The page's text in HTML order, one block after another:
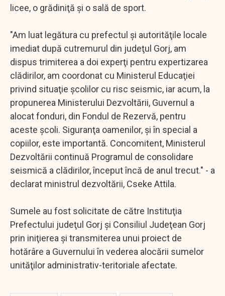
licee, o grădiniţă şi o sală de sport.
"Am luat legătura cu prefectul şi autorităţile locale
imediat după cutremurul din judeţul Gorj, am
dispus trimiterea a doi experţi pentru expertizarea
clădirilor, am coordonat cu Ministerul Educaţiei
privind situaţie şcolilor cu risc seismic, iar acum, la
propunerea Ministerului Dezvoltării, Guvernul a
alocat fonduri, din Fondul de Rezervă, pentru
aceste şcoli. Siguranţa oamenilor, şi în special a
copiilor, este importantă. Concomitent, Ministerul
Dezvoltării continuă Programul de consolidare
seismică a clădirilor, început încă de anul trecut." - a
declarat ministrul dezvoltării, Cseke Attila.
Sumele au fost solicitate de către Instituţia
Prefectului judeţul Gorj şi Consiliul Judeţean Gorj
prin iniţierea şi transmiterea unui proiect de
hotărâre a Guvernului în vederea alocării sumelor
unităţilor administrativ-teritoriale afectate.